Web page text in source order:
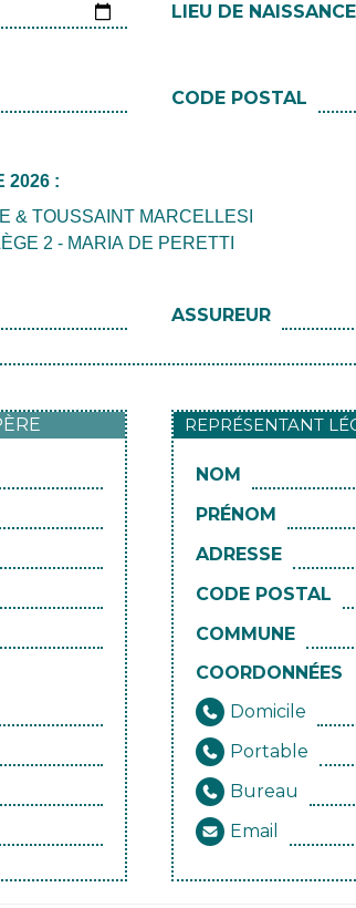
LIEU DE NAISSANCE
CODE POSTAL
2026 :
& TOUSSAINT MARCELLESI
2 - MARIA DE PERETTI
ASSUREUR
REPRÉSENTANT
NOM
PRÉNOM
ADRESSE
CODE POSTAL
COMMUNE
COORDONNÉES
Domicile
Portable
Bureau
Email